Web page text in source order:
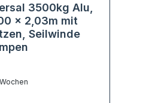
3500kg Alu,
x 2,03m mit
Seilwinde